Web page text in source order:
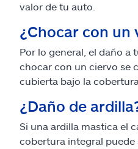
valor de tu auto.
¿Chocar con un
Por lo general, el daño a
chocar con un ciervo se
cubierta bajo la
¿Daño de
Si una ardilla mastica el
cobertura integral puede